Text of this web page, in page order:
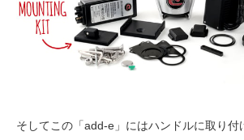
そしてこの「add-e」にはハンドルに取り付